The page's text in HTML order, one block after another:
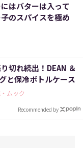
はバターは入って
のスパイスを極め
切れ続出！DEAN ＆
と保冷ボトルケース
ムック
Recommended by